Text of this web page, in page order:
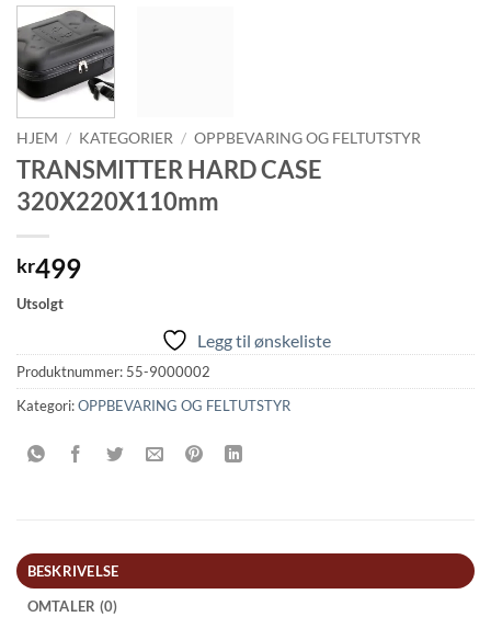
HJEM / KATEGORIER / OPPBEVARING OG FELTUTSTYR
TRANSMITTER HARD CASE
320X220X110mm
kr499
Utsolgt
Legg til ønskeliste
Produktnummer: 55-9000002
Kategori:OPPBEVARING OG FELTUTSTYR
BESKRIVELSE
OMTALER (0)